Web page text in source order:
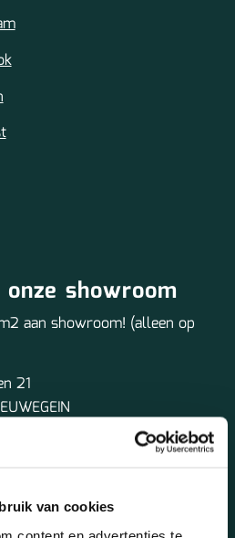
van cookies
content en advertenties te
onze showroom
aan showroom! (alleen op
21